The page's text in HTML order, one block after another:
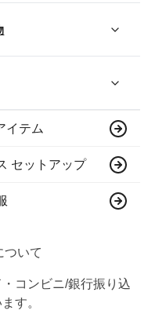
イテム
セットアップ
ついて
コンビニ/銀行振り込
す。